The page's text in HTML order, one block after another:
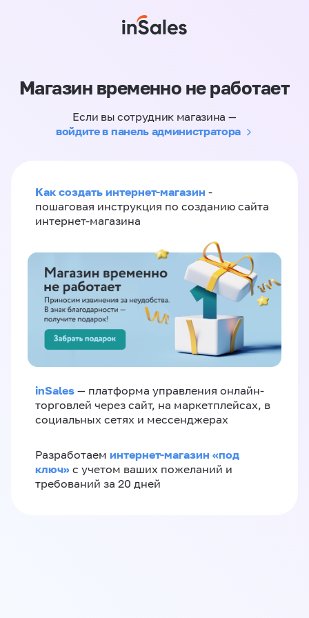
Магазин временно не работает
Если вы сотрудник магазина —
войдите в панель администратора
Как создать интернет-магазин -
пошаговая инструкция по созданию сайта
интернет-магазина
inSales — платформа управления онлайн-
торговлей через сайт, на маркетплейсах, в
социальных сетях и мессенджерах
Разработаем интернет-магазин «‎под
ключ»‎ с учетом ваших пожеланий и
требований за 20 дней